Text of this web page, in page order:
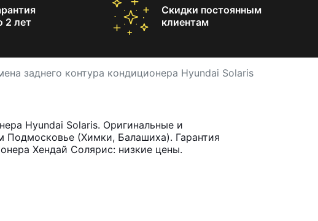
2 лет
Скидки постоянным
клиентам
заднего контура кондиционера Hyundai Solaris
Hyundai Solaris. Оригинальные и
Подмосковье (Химки, Балашиха). Гарантия
Хендай Солярис: низкие цены.